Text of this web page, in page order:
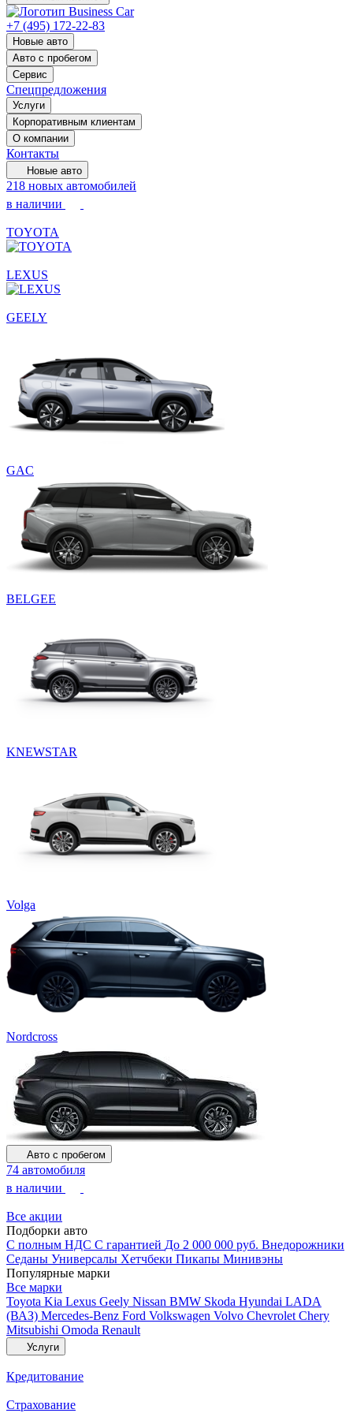
+7 (495) 172-22-83
Новые авто
Авто с пробегом
Сервис
Спецпредложения
Услуги
Корпоративным клиентам
О компании
Контакты
Новые авто
218 новых автомобилей
в наличии
TOYOTA
LEXUS
GEELY
GAC
BELGEE
KNEWSTAR
Volga
Nordcross
Авто с пробегом
74 автомобиля
в наличии
Все акции
Подборки авто
С полным НДС С гарантией До 2 000 000 руб. Внедорожники
Седаны Универсалы Хетчбеки Пикапы Минивэны
Популярные марки
Все марки
Toyota Kia Lexus Geely Nissan BMW Skoda Hyundai LADA
(ВАЗ) Mercedes-Benz Ford Volkswagen Volvo Chevrolet Chery
Mitsubishi Omoda Renault
Услуги
Кредитование
Страхование